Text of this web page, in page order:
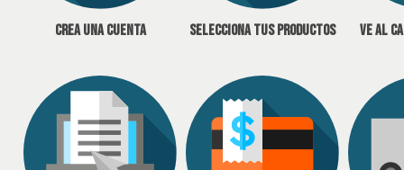
Crea una cuenta Selecciona tus productos Ve al